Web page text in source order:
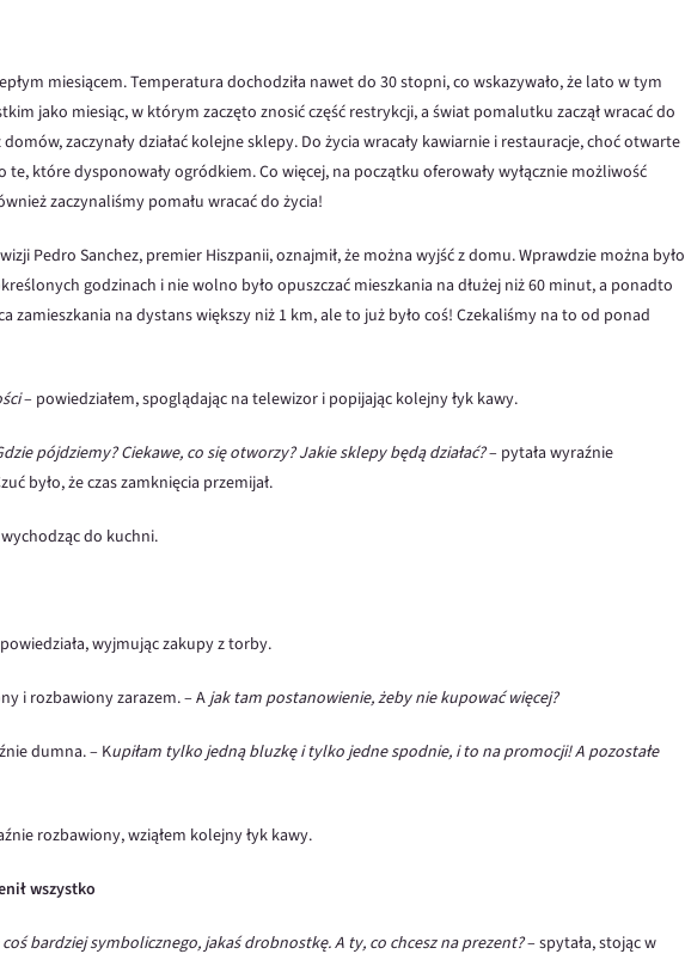
miesiącem. Temperatura dochodziła nawet do 30 stopni, co wskazywało, że lato w tym
jako miesiąc, w którym zaczęto znosić część restrykcji, a świat pomalutku zaczął wracać do
zaczynały działać kolejne sklepy. Do życia wracały kawiarnie i restauracje, choć otwarte
które dysponowały ogródkiem. Co więcej, na początku oferowały wyłącznie możliwość
zaczynaliśmy pomału wracać do życia!
Pedro Sanchez, premier Hiszpanii, oznajmił, że można wyjść z domu. Wprawdzie można było
godzinach i nie wolno było opuszczać mieszkania na dłużej niż 60 minut, a ponadto
zamieszkania na dystans większy niż 1 km, ale to już było coś! Czekaliśmy na to od ponad
– powiedziałem, spoglądając na telewizor i popijając kolejny łyk kawy.
pójdziemy? Ciekawe, co się otworzy? Jakie sklepy będą działać?– pytała wyraźnie
było, że czas zamknięcia przemijał.
wychodząc do kuchni.
wyjmując zakupy z torby.
i rozbawiony zarazem. – Ajak tam postanowienie, żeby nie kupować więcej?
dumna. – Kupiłam tylko jedną bluzkę i tylko jedne spodnie, i to na promocji! A pozostałe
rozbawiony, wziąłem kolejny łyk kawy.
wszystko
coś bardziej symbolicznego, jakaśdrobnostkę. A ty, co chcesz na prezent?– spytała, stojąc w